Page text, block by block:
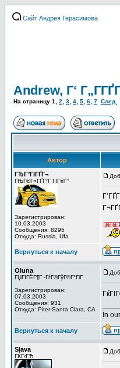
Сайт Андрея Герасимова
Andrew, Г‘
На страницу 1 2 3 4 5 6 7 След.
Автор
ГЂГ°ГІГҐГ¬
ГЊГ®Г¤ГҐГ°Г ГІГ®Г°
Зарегистрирован:
10.03.2003
Сообщения: 8295
Откуда: Russia, Ufa
Вернуться к началу
Oluna
ГЏГІГЁГ¶Г -ГѓГ®ГўГ®Г°ГіГ­
Зарегистрирован:
07.03.2003
Сообщения: 931
Откуда: Piter-Santa Clara, CA
In
Вернуться к началу
Slava
ГЌГ‹ГЋ